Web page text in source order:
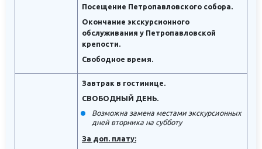
Посещение Петропавловского собора.
Окончание экскурсионного
обслуживания у Петропавловской
крепости.
Свободное время.
Завтрак в гостинице.
СВОБОДНЫЙ ДЕНЬ.
Возможна замена местами экскурсионных
дней вторника на субботу
За доп. плату: